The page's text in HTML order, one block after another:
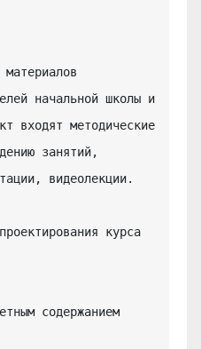
начальной школы и
входят методические
занятий,
видеолекции.
курса
содержанием